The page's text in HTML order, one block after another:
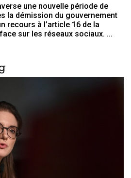
une nouvelle période de
la démission du gouvernement
recours à l’article 16 de la
sur les réseaux sociaux. ...